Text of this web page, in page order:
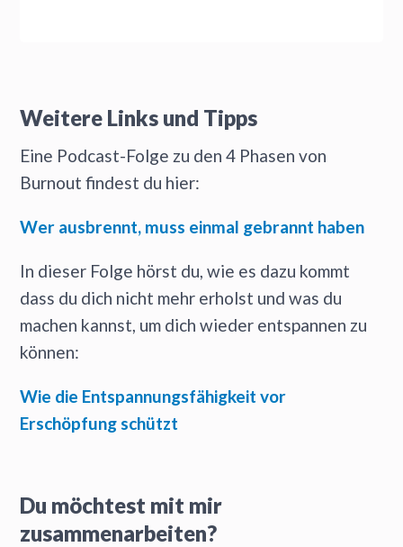
Weitere Links und Tipps
Eine Podcast-Folge zu den 4 Phasen von
Burnout findest du hier:
Wer ausbrennt, muss einmal gebrannt haben
In dieser Folge hörst du, wie es dazu kommt
dass du dich nicht mehr erholst und was du
machen kannst, um dich wieder entspannen zu
können:
Wie die Entspannungsfähigkeit vor
Erschöpfung schützt
Du möchtest mit mir
zusammenarbeiten?